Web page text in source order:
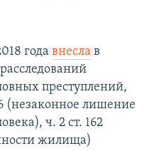
года внесла в
преступлений,
(незаконное лишение
ч. 2 ст. 162
жилища)